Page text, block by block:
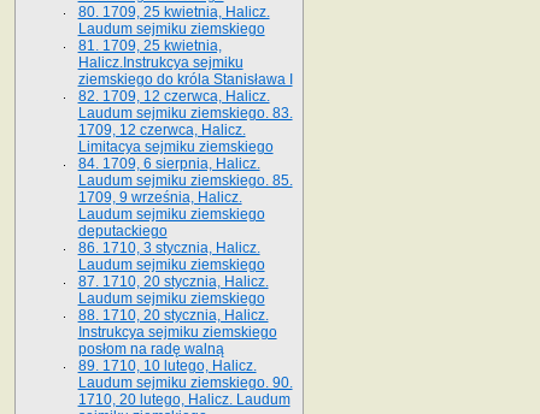
80. 1709, 25 kwietnia, Halicz.
Laudum sejmiku ziemskiego
81. 1709, 25 kwietnia,
Halicz.Instrukcya sejmiku
ziemskiego do króla Stanisława I
82. 1709, 12 czerwca, Halicz.
Laudum sejmiku ziemskiego. 83.
1709, 12 czerwca, Halicz.
Limitacya sejmiku ziemskiego
84. 1709, 6 sierpnia, Halicz.
Laudum sejmiku ziemskiego. 85.
1709, 9 września, Halicz.
Laudum sejmiku ziemskiego
deputackiego
86. 1710, 3 stycznia, Halicz.
Laudum sejmiku ziemskiego
87. 1710, 20 stycznia, Halicz.
Laudum sejmiku ziemskiego
88. 1710, 20 stycznia, Halicz.
Instrukcya sejmiku ziemskiego
posłom na radę walną
89. 1710, 10 lutego, Halicz.
Laudum sejmiku ziemskiego. 90.
1710, 20 lutego, Halicz. Laudum